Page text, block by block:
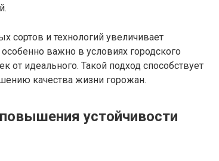
сортов и технологий увеличивает
важно в условиях городского
от идеального. Такой подход способствует
качества жизни горожан.
устойчивости